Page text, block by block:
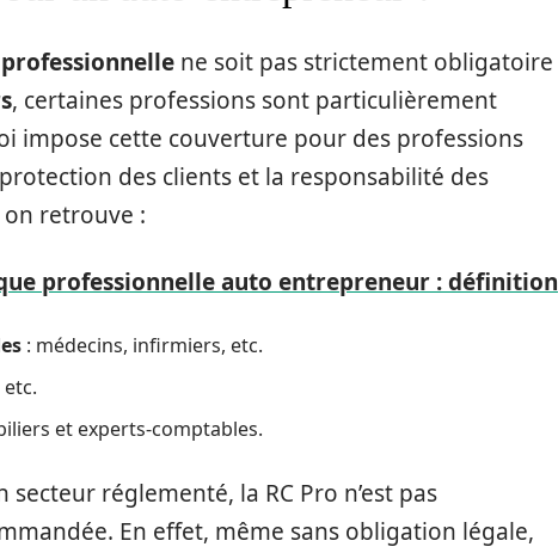
ne soit pas strictement obligatoire
, certaines professions sont particulièrement
impose cette couverture pour des professions
des clients et la responsabilité des
retrouve :
professionnelle auto entrepreneur : définition
: médecins, infirmiers, etc.
et experts-comptables.
secteur réglementé, la RC Pro n’est pas
En effet, même sans obligation légale,